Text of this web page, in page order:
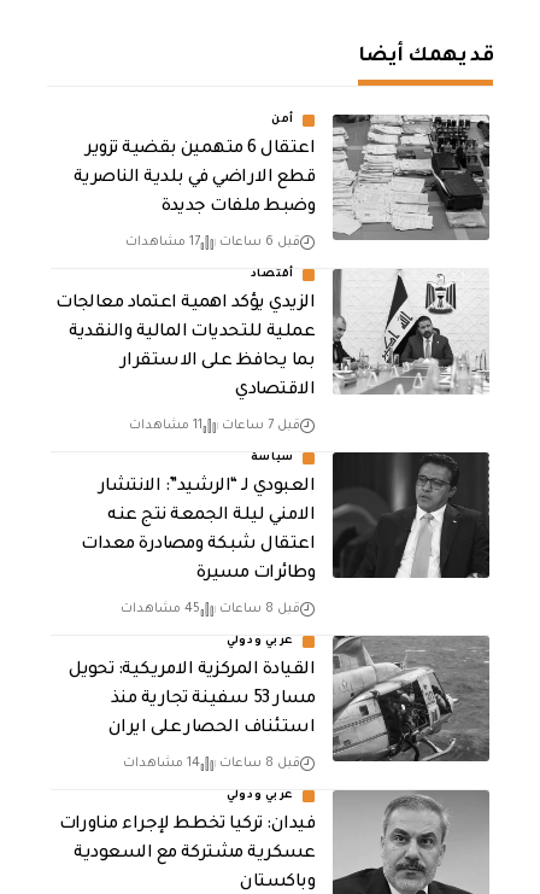
قد يهمك أيضا
أمن
اعتقال 6 متهمين بقضية تزوير
قطع الاراضي في بلدية الناصرية
وضبط ملفات جديدة
قبل 6 ساعات 17 مشاهدات
أقتصاد
الزيدي يؤكد اهمية اعتماد معالجات
عملية للتحديات المالية والنقدية
بما يحافظ على الاستقرار
الاقتصادي
قبل 7 ساعات 11 مشاهدات
سياسة
العبودي لـ “الرشيد”: الانتشار
الامني ليلة الجمعة نتج عنه
اعتقال شبكة ومصادرة معدات
وطائرات مسيرة
قبل 8 ساعات 45 مشاهدات
عربي ودولي
القيادة المركزية الامريكية: تحويل
مسار 53 سفينة تجارية منذ
استئناف الحصار على ايران
قبل 8 ساعات 14 مشاهدات
عربي ودولي
فيدان: تركيا تخطط لإجراء مناورات
عسكرية مشتركة مع السعودية
وباكستان